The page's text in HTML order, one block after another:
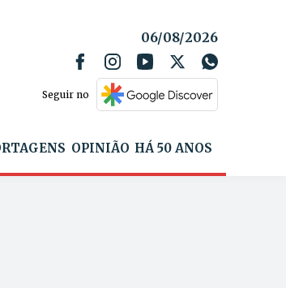
06/08/2026
Seguir no
OPINIÃO HÁ 50 ANOS